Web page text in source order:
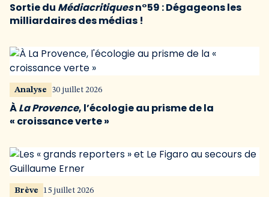
Sortie du Médiacritiquesn°59 : Dégageons les
milliardaires des médias !
Analyse 30 juillet 2026
ÀLa Provence, l’écologie au prisme de la
« croissance verte »
Brève 15 juillet 2026